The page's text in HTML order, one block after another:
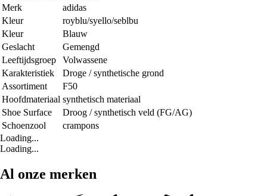
Merk
adidas
Kleur
royblu/syello/seblbu
Kleur
Blauw
Geslacht
Gemengd
Leeftijdsgroep
Volwassene
Karakteristiek
Droge / synthetische grond
Assortiment
F50
Hoofdmateriaal synthetisch materiaal
Shoe Surface
Droog / synthetisch veld (FG/AG)
Schoenzool
crampons
Loading...
Loading...
Al onze merken